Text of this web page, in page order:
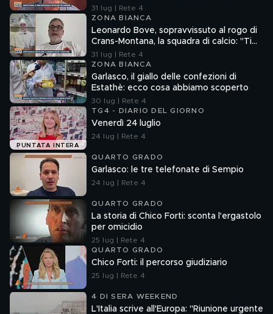
31 lug | Rete 4
ZONA BIANCA
Leonardo Bove, sopravvissuto al rogo di
Crans-Montana, la squadra di calcio: "Ti
aspettiamo"
31 lug | Rete 4
ZONA BIANCA
Garlasco, il giallo delle confezioni di
Estathè: ecco cosa abbiamo scoperto
30 lug | Rete 4
PUNTATA INTERA
TG4 - DIARIO DEL GIORNO
Venerdì 24 luglio
24 lug | Rete 4
QUARTO GRADO
Garlasco: le tre telefonate di Sempio
24 lug | Rete 4
QUARTO GRADO
La storia di Chico Forti: sconta l'ergastolo
per omicidio
25 lug | Rete 4
QUARTO GRADO
Chico Forti: il percorso giudiziario
25 lug | Rete 4
4 DI SERA WEEKEND
L'Italia scrive all'Europa: "Riunione urgente